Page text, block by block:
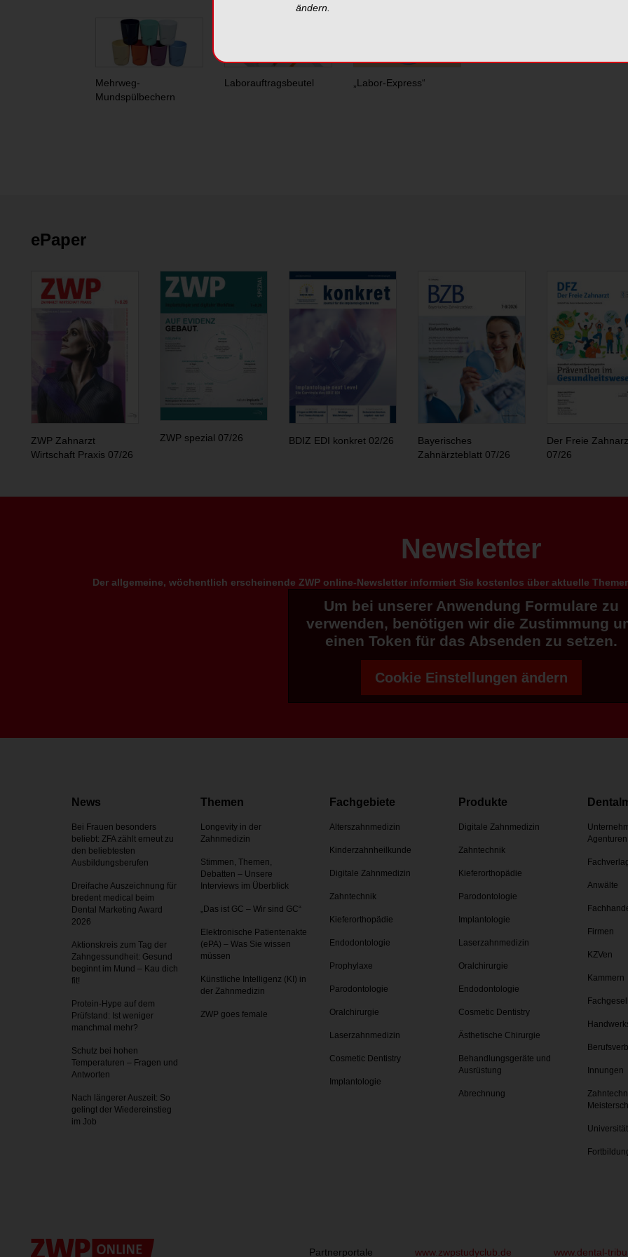
Mehrweg-
Mundspülbechern
Laborauftragsbeutel „Labor-Express“
ePaper
ZWP Zahnarzt
Wirtschaft Praxis 07/26
ZWP spezial 07/26 BDIZ EDI konkret 02/26
Bayerisches
Zahnärzteblatt 07/26
Der Freie
07/26
Newsletter
Der allgemeine, wöchentlich erscheinende ZWP online-Newsletter informiert Sie kostenlos über aktuelle
Um bei unserer Anwendung Formulare zu
verwenden, benötigen wir die Zustimmung
einen Token für das Absenden zu setzen.
Cookie Einstellungen ändern
News
Bei Frauen besonders
beliebt: ZFA zählt erneut zu
den beliebtesten
Ausbildungsberufen
Dreifache Auszeichnung für
bredent medical beim
Dental Marketing Award
2026
Aktionskreis zum Tag der
Zahnges­sundheit: Gesund
beginnt im Mund – Kau dich
fit!
Protein-Hype auf dem
Prüfstand: Ist weniger
manchmal mehr?
Schutz bei hohen
Temperaturen – Fragen und
Antworten
Nach längerer Auszeit: So
gelingt der Wiedereinstieg
im Job
Themen
Longevity in der
Zahnmedizin
Stimmen, Themen,
Debatten – Unsere
Interviews im Überblick
„Das ist GC – Wir sind GC“
Elektronische Patientenakte
(ePA) – Was Sie wissen
müssen
Künstliche Intelligenz (KI) in
der Zahnmedizin
ZWP goes female
Fachgebiete
Alterszahnmedizin
Kinderzahnheilkunde
Digitale Zahnmedizin
Zahntechnik
Kieferorthopädie
Endodontologie
Prophylaxe
Parodontologie
Oralchirurgie
Laserzahnmedizin
Cosmetic Dentistry
Implantologie
Produkte
Digitale Zahnmedizin
Zahntechnik
Kieferorthopädie
Parodontologie
Implantologie
Laserzahnmedizin
Oralchirurgie
Endodontologie
Cosmetic Dentistry
Ästhetische Chirurgie
Behandlungsgeräte und
Ausrüstung
Abrechnung
Agenturen
Anwälte
Firmen
KZVen
Kammern
Innungen
Partnerportale www.zwpstudyclub.de www.dental-
ändern.